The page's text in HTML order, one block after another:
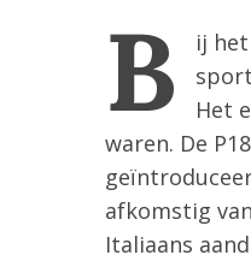
B
ij
Het
waren. De
afkomstig
Italiaans